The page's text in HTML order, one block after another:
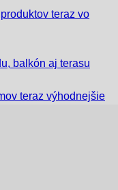
teraz vo
balkón aj terasu
teraz výhodnejšie